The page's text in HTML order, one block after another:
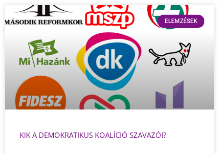
ELEMZÉSEK
KIK A DEMOKRATIKUS KOALÍCIÓ SZAVAZÓI?